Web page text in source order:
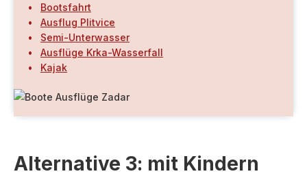
Bootsfahrt
Ausflug Plitvice
Semi-Unterwasser
Ausflüge Krka-Wasserfall
Kajak
Alternative 3: mit Kindern